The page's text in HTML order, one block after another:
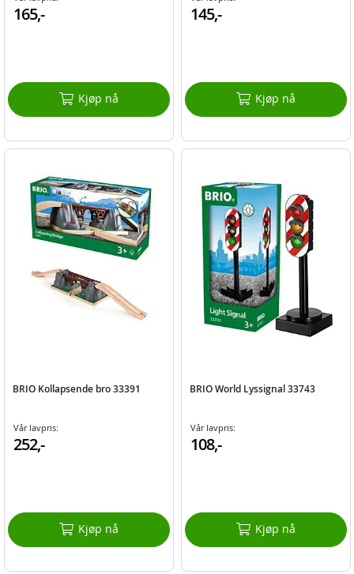
165,-
Kjøp nå
145,-
Kjøp nå
BRIO Kollapsende bro 33391
Vår lavpris:
252,-
Kjøp nå
BRIO World Lyssignal 33743
Vår lavpris:
108,-
Kjøp nå